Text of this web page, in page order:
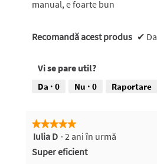
manual, e foarte bun
Recomandă acest produs ✔ Da
Vi se pare util?
Da · 0 Nu · 0 Raportare
★★★★★
★★★★★
5
5
Iulia D · 2 ani în urmă
Super eficient